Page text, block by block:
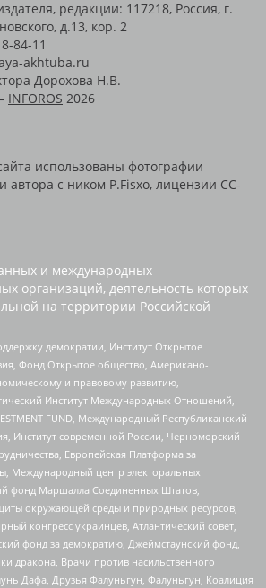
редакции: 117218, Россия, г.
д.13, кор. 2
84-11
akhtuba.ru
Дорохова Н.В.
INFOROS 2026
использованы фотографии
автора с ником P.Fisxo, лицензии CC-
и международных
организаций, деятельность которых
на территории Российской
демократии, Институт Открытое
Фонд Открытое общество, Американо-
и правовому развитию,
Институт Международных Отношений,
FUND, Международный Республиканский
Институт современной России, Черноморский
Европейская Платформа за
Международный центр электоральных
фонд Маршалла Соединенных Штатов,
окружающей среды и природных ресурсов,
конгресс украинцев, Атлантический совет,
фонд за демократию, Джеймстаунский фонд,
дракона, Врачи против насильственного
Дафа, Друзья Фалуньгун, Фалуньгун, Коалиция